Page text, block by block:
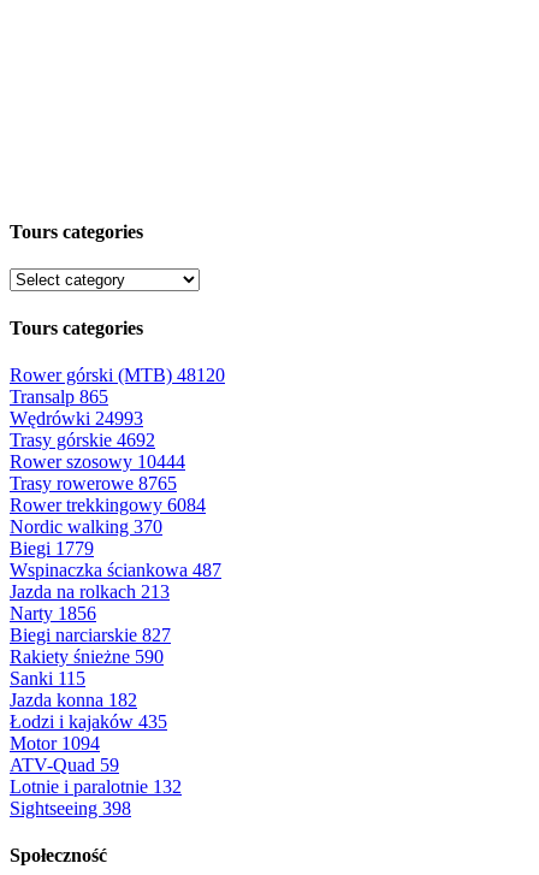
Tours categories
Tours categories
Rower górski (MTB) 48120
Transalp 865
Wędrówki 24993
Trasy górskie 4692
Rower szosowy 10444
Trasy rowerowe 8765
Rower trekkingowy 6084
Nordic walking 370
Biegi 1779
Wspinaczka ściankowa 487
Jazda na rolkach 213
Narty 1856
Biegi narciarskie 827
Rakiety śnieżne 590
Sanki 115
Jazda konna 182
Łodzi i kajaków 435
Motor 1094
ATV-Quad 59
Lotnie i paralotnie 132
Sightseeing 398
Społeczność